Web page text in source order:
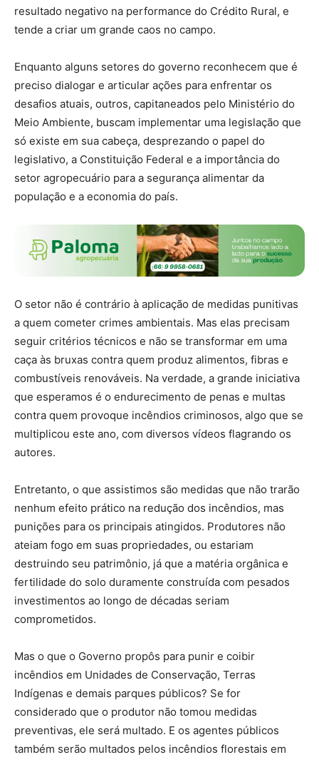
resultado negativo na performance do Crédito Rural, e
tende a criar um grande caos no campo.
Enquanto alguns setores do governo reconhecem que é
preciso dialogar e articular ações para enfrentar os
desafios atuais, outros, capitaneados pelo Ministério do
Meio Ambiente, buscam implementar uma legislação que
só existe em sua cabeça, desprezando o papel do
legislativo, a Constituição Federal e a importância do
setor agropecuário para a segurança alimentar da
população e a economia do país.
O setor não é contrário à aplicação de medidas punitivas
a quem cometer crimes ambientais. Mas elas precisam
seguir critérios técnicos e não se transformar em uma
caça às bruxas contra quem produz alimentos, fibras e
combustíveis renováveis. Na verdade, a grande iniciativa
que esperamos é o endurecimento de penas e multas
contra quem provoque incêndios criminosos, algo que se
multiplicou este ano, com diversos vídeos flagrando os
autores.
Entretanto, o que assistimos são medidas que não trarão
nenhum efeito prático na redução dos incêndios, mas
punições para os principais atingidos. Produtores não
ateiam fogo em suas propriedades, ou estariam
destruindo seu patrimônio, já que a matéria orgânica e
fertilidade do solo duramente construída com pesados
investimentos ao longo de décadas seriam
comprometidos.
Mas o que o Governo propôs para punir e coibir
incêndios em Unidades de Conservação, Terras
Indígenas e demais parques públicos? Se for
considerado que o produtor não tomou medidas
preventivas, ele será multado. E os agentes públicos
também serão multados pelos incêndios florestais em